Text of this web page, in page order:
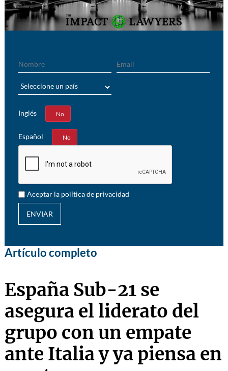
Inglés
Sí No
Español
Sí No
Aceptar la política de privacidad
ENVIAR
Artículo completo
España Sub-21 se
asegura el liderato del
grupo con un empate
ante Italia y ya piensa en